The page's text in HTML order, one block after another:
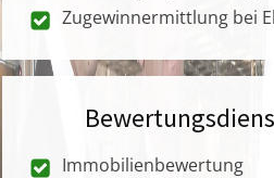
Zugewinnermittlung bei
Immobilienbewertung